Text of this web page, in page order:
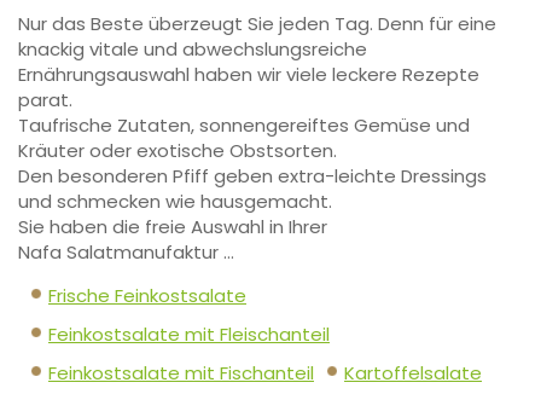
Nur das Beste überzeugt Sie jeden Tag. Denn für eine
knackig vitale und abwechslungsreiche
Ernährungsauswahl haben wir viele leckere Rezepte
parat.
Taufrische Zutaten, sonnengereiftes Gemüse und
Kräuter oder exotische Obstsorten.
Den besonderen Pfiff geben extra-leichte Dressings
und schmecken wie hausgemacht.
Sie haben die freie Auswahl in Ihrer
Nafa Salatmanufaktur …
Frische Feinkostsalate
Feinkostsalate mit Fleischanteil
Feinkostsalate mit Fischanteil
Kartoffelsalate